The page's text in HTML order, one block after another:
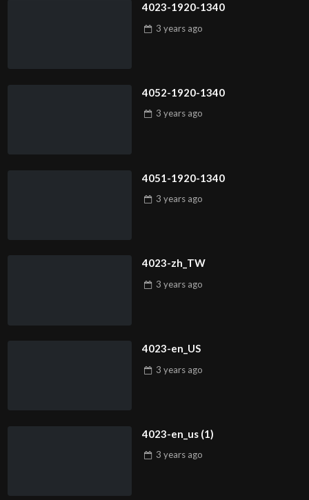
4023-1920-1340
3 years ago
4052-1920-1340
3 years ago
4051-1920-1340
3 years ago
4023-zh_TW
3 years ago
4023-en_US
3 years ago
4023-en_us (1)
3 years ago